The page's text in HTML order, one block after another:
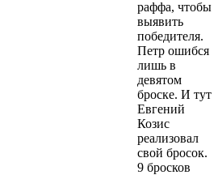
раффа, чтобы
выявить
победителя.
Петр ошибся
лишь в
девятом
броске. И тут
Евгений
Козис
реализовал
свой бросок.
9 бросков